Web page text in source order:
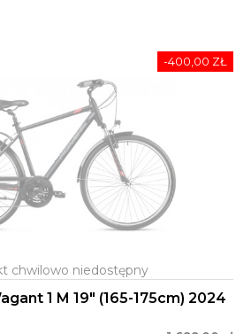
1 M 19" (165-175cm) 2024
-400,00 ZŁ